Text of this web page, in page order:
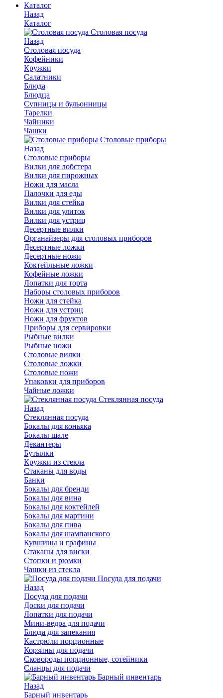
Каталог
Назад
Каталог
Столовая посуда
Назад
Столовая посуда
Кофейники
Кружки
Салатники
Блюда
Блюдца
Супницы и бульонницы
Тарелки
Чайники
Чашки
Cтоловые приборы
Назад
Cтоловые приборы
Вилки для лобстера
Вилки для пирожных
Ножи для масла
Палочки для еды
Вилки для стейка
Вилки для улиток
Вилки для устриц
Десертные вилки
Органайзеры для столовых приборов
Десертные ложки
Десертные ножи
Коктейльные ложки
Кофейные ложки
Лопатки для торта
Наборы столовых приборов
Ножи для стейка
Ножи для устриц
Ножи для фруктов
Приборы для сервировки
Рыбные вилки
Рыбные ножи
Столовые вилки
Столовые ложки
Столовые ножи
Упаковки для приборов
Чайные ложки
Стеклянная посуда
Назад
Стеклянная посуда
Бокалы для коньяка
Бокалы шале
Декантеры
Бутылки
Кружки из стекла
Стаканы для воды
Банки
Бокалы для бренди
Бокалы для вина
Бокалы для коктейлей
Бокалы для мартини
Бокалы для пива
Бокалы для шампанского
Кувшины и графины
Стаканы для виски
Стопки и рюмки
Чашки из стекла
Посуда для подачи
Назад
Посуда для подачи
Доски для подачи
Лопатки для подачи
Мини-ведра для подачи
Блюда для запекания
Кастрюли порционные
Корзины для подачи
Сковороды порционные, сотейники
Сланцы для подачи
Барный инвентарь
Назад
Барный инвентарь